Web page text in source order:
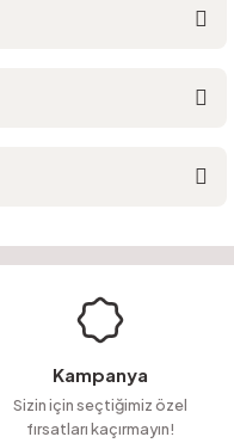
Kampanya
Sizin için seçtiğimiz özel
fırsatları kaçırmayın!